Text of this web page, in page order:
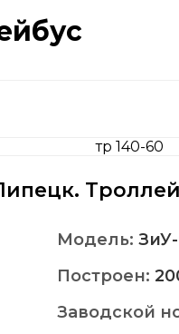
Модель:
Построен:
Заводской